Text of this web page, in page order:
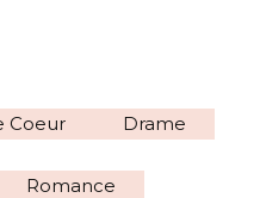
Coeur
Drame
Romance